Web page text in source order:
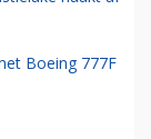
Boeing 777F